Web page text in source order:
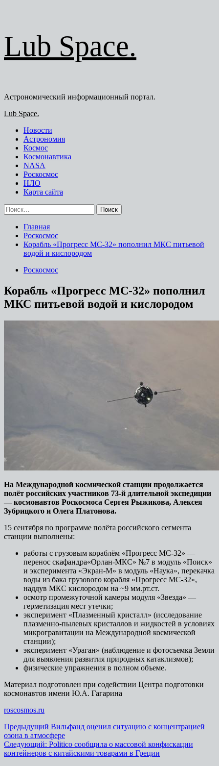
содержимому
Lub Space.
Астрономический информационный портал.
Основное
Lub Space.
Новости
Астрономия
Космос
Космонавтика
NASA
Роскосмос
НЛО
Карта сайта
Найти:
Главная
Роскосмос
Корабль «Прогресс МС-32» пополнил МКС питьевой
водой и кислородом
Роскосмос
Корабль «Прогресс МС-32» пополнил
МКС питьевой водой и кислородом
На Международной космической станции продолжается
полёт российских участников 73-й длительной экспедиции
— космонавтов Роскосмоса Сергея Рыжикова, Алексея
Зубрицкого и Олега Платонова.
15 сентября по программе полёта российского сегмента
станции выполнены:
работы с грузовым кораблём «Прогресс МС-32» —
перенос скафандра«Орлан-МКС» №7 в модуль «Поиск»
и эксперимента «Экран-М» в модуль «Наука», перекачка
воды из бака грузового корабля «Прогресс МС-32»,
наддув МКС кислородом на ~9 мм.рт.ст.
осмотр промежуточной камеры модуля «Звезда» —
герметизация мест утечки;
эксперимент «Плазменный кристалл» (исследование
плазменно-пылевых кристаллов и жидкостей в условиях
микрогравитации на Международной космической
станции);
эксперимент «Ураган» (наблюдение и фотосъемка Земли
для выявления развития природных катаклизмов);
физические упражнения в полном объеме.
Материал подготовлен при содействии Центра подготовки
космонавтов имени Ю.А. Гагарина
roscosmos.ru
Навигация
записи
Предыдущий Вильфанд оценил ситуацию с концентрацией
озона в атмосфере
Следующий: Politico сообщила о массовой конфискации
контейнеров с китайскими товарами в Греции